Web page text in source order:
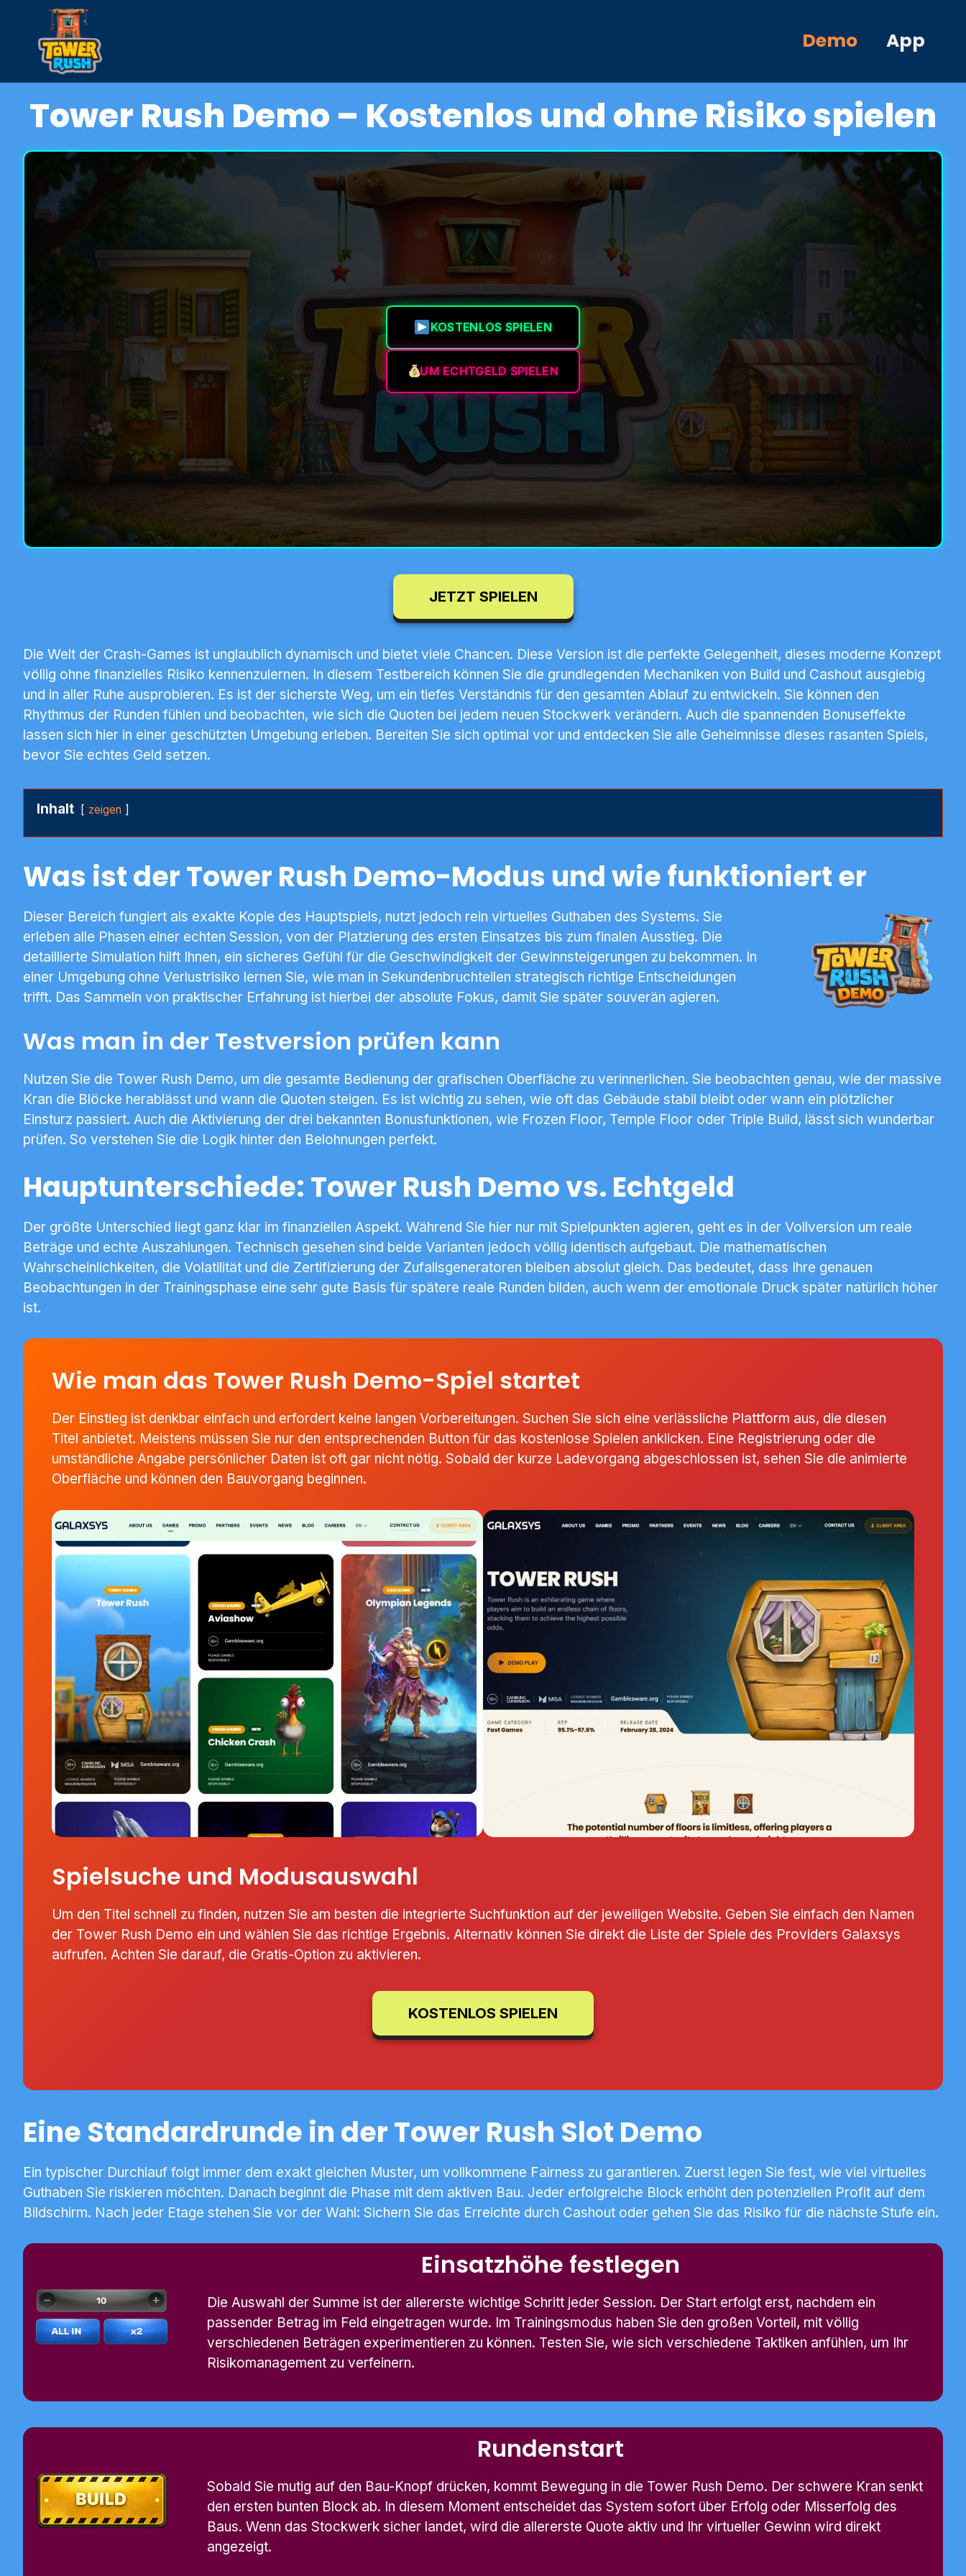
springen
Demo App
Tower Rush Demo – Kostenlos und ohne Risiko spielen
KOSTENLOS SPIELEN
UM ECHTGELD SPIELEN
JETZT SPIELEN
Die Welt der Crash-Games ist unglaublich dynamisch und bietet viele Chancen. Diese Version ist die perfekte Gelegenheit, dieses moderne Konzept
völlig ohne finanzielles Risiko kennenzulernen. In diesem Testbereich können Sie die grundlegenden Mechaniken von Build und Cashout ausgiebig
und in aller Ruhe ausprobieren. Es ist der sicherste Weg, um ein tiefes Verständnis für den gesamten Ablauf zu entwickeln. Sie können den
Rhythmus der Runden fühlen und beobachten, wie sich die Quoten bei jedem neuen Stockwerk verändern. Auch die spannenden Bonuseffekte
lassen sich hier in einer geschützten Umgebung erleben. Bereiten Sie sich optimal vor und entdecken Sie alle Geheimnisse dieses rasanten Spiels,
bevor Sie echtes Geld setzen.
Inhalt zeigen
Was ist der Tower Rush Demo-Modus und wie funktioniert er
Dieser Bereich fungiert als exakte Kopie des Hauptspiels, nutzt jedoch rein virtuelles Guthaben des Systems. Sie
erleben alle Phasen einer echten Session, von der Platzierung des ersten Einsatzes bis zum finalen Ausstieg. Die
detaillierte Simulation hilft Ihnen, ein sicheres Gefühl für die Geschwindigkeit der Gewinnsteigerungen zu bekommen. In
einer Umgebung ohne Verlustrisiko lernen Sie, wie man in Sekundenbruchteilen strategisch richtige Entscheidungen
trifft. Das Sammeln von praktischer Erfahrung ist hierbei der absolute Fokus, damit Sie später souverän agieren.
Was man in der Testversion prüfen kann
Nutzen Sie die Tower Rush Demo, um die gesamte Bedienung der grafischen Oberfläche zu verinnerlichen. Sie beobachten genau, wie der massive
Kran die Blöcke herablässt und wann die Quoten steigen. Es ist wichtig zu sehen, wie oft das Gebäude stabil bleibt oder wann ein plötzlicher
Einsturz passiert. Auch die Aktivierung der drei bekannten Bonusfunktionen, wie Frozen Floor, Temple Floor oder Triple Build, lässt sich wunderbar
prüfen. So verstehen Sie die Logik hinter den Belohnungen perfekt.
Hauptunterschiede: Tower Rush Demo vs. Echtgeld
Der größte Unterschied liegt ganz klar im finanziellen Aspekt. Während Sie hier nur mit Spielpunkten agieren, geht es in der Vollversion um reale
Beträge und echte Auszahlungen. Technisch gesehen sind beide Varianten jedoch völlig identisch aufgebaut. Die mathematischen
Wahrscheinlichkeiten, die Volatilität und die Zertifizierung der Zufallsgeneratoren bleiben absolut gleich. Das bedeutet, dass Ihre genauen
Beobachtungen in der Trainingsphase eine sehr gute Basis für spätere reale Runden bilden, auch wenn der emotionale Druck später natürlich höher
ist.
Wie man das Tower Rush Demo-Spiel startet
Der Einstieg ist denkbar einfach und erfordert keine langen Vorbereitungen. Suchen Sie sich eine verlässliche Plattform aus, die diesen
Titel anbietet. Meistens müssen Sie nur den entsprechenden Button für das kostenlose Spielen anklicken. Eine Registrierung oder die
umständliche Angabe persönlicher Daten ist oft gar nicht nötig. Sobald der kurze Ladevorgang abgeschlossen ist, sehen Sie die animierte
Oberfläche und können den Bauvorgang beginnen.
Spielsuche und Modusauswahl
Um den Titel schnell zu finden, nutzen Sie am besten die integrierte Suchfunktion auf der jeweiligen Website. Geben Sie einfach den Namen
der Tower Rush Demo ein und wählen Sie das richtige Ergebnis. Alternativ können Sie direkt die Liste der Spiele des Providers Galaxsys
aufrufen. Achten Sie darauf, die Gratis-Option zu aktivieren.
KOSTENLOS SPIELEN
Eine Standardrunde in der Tower Rush Slot Demo
Ein typischer Durchlauf folgt immer dem exakt gleichen Muster, um vollkommene Fairness zu garantieren. Zuerst legen Sie fest, wie viel virtuelles
Guthaben Sie riskieren möchten. Danach beginnt die Phase mit dem aktiven Bau. Jeder erfolgreiche Block erhöht den potenziellen Profit auf dem
Bildschirm. Nach jeder Etage stehen Sie vor der Wahl: Sichern Sie das Erreichte durch Cashout oder gehen Sie das Risiko für die nächste Stufe ein.
Einsatzhöhe festlegen
Die Auswahl der Summe ist der allererste wichtige Schritt jeder Session. Der Start erfolgt erst, nachdem ein
passender Betrag im Feld eingetragen wurde. Im Trainingsmodus haben Sie den großen Vorteil, mit völlig
verschiedenen Beträgen experimentieren zu können. Testen Sie, wie sich verschiedene Taktiken anfühlen, um Ihr
Risikomanagement zu verfeinern.
Rundenstart
Sobald Sie mutig auf den Bau-Knopf drücken, kommt Bewegung in die Tower Rush Demo. Der schwere Kran senkt
den ersten bunten Block ab. In diesem Moment entscheidet das System sofort über Erfolg oder Misserfolg des
Baus. Wenn das Stockwerk sicher landet, wird die allererste Quote aktiv und Ihr virtueller Gewinn wird direkt
angezeigt.